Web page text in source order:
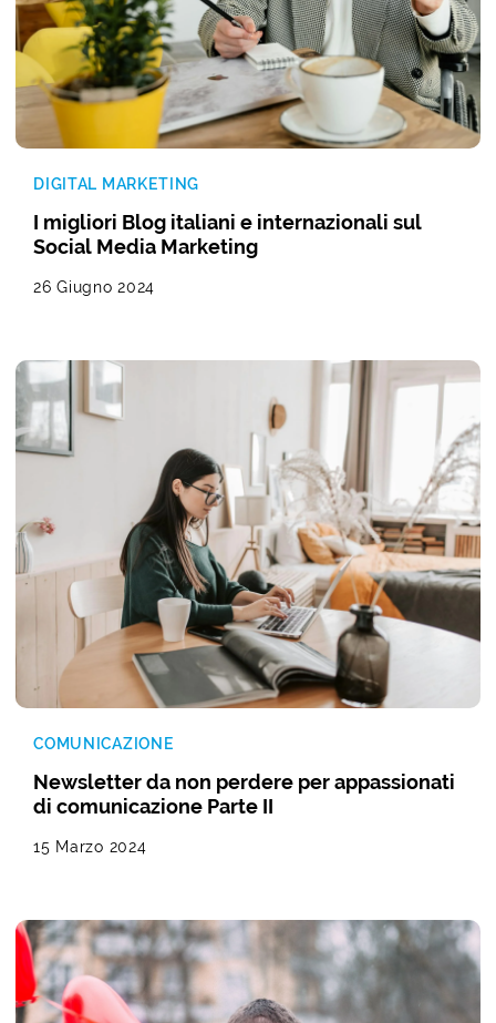
DIGITAL MARKETING
I migliori Blog italiani e internazionali sul
Social Media Marketing
26 Giugno 2024
COMUNICAZIONE
Newsletter da non perdere per appassionati
di comunicazione Parte II
15 Marzo 2024